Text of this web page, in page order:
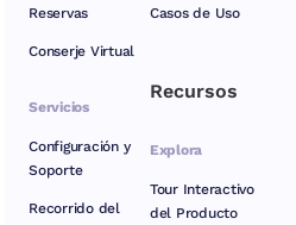
Reservas
Conserje Virtual
Servicios
Configuración y
Soporte
Recorrido del
Casos de Uso
Recursos
Explora
Tour Interactivo
del Producto